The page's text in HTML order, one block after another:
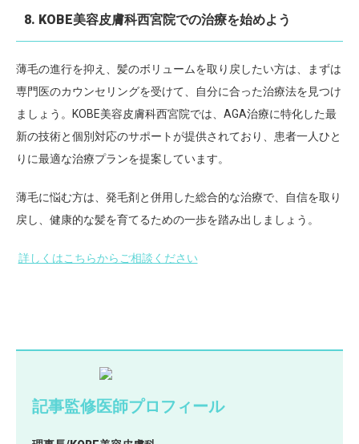
8. KOBE美容皮膚科西宮院での治療を始めよう
薄毛の進行を抑え、髪のボリュームを取り戻したい方は、まずは
専門医のカウンセリングを受けて、自分に合った治療法を見つけ
ましょう。KOBE美容皮膚科西宮院では、AGA治療に特化した最
新の技術と個別対応のサポートが提供されており、患者一人ひと
りに最適な治療プランを提案しています。
薄毛に悩む方は、発毛剤と併用した総合的な治療で、自信を取り
戻し、健康的な髪を育てるための一歩を踏み出しましょう。
詳しくはこちらからご相談ください
記事監修医師プロフィール